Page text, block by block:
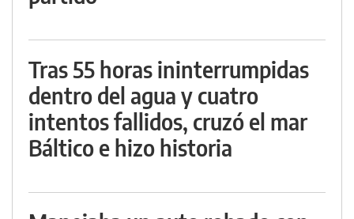
Tras 55 horas ininterrumpidas
dentro del agua y cuatro
intentos fallidos, cruzó el mar
Báltico e hizo historia